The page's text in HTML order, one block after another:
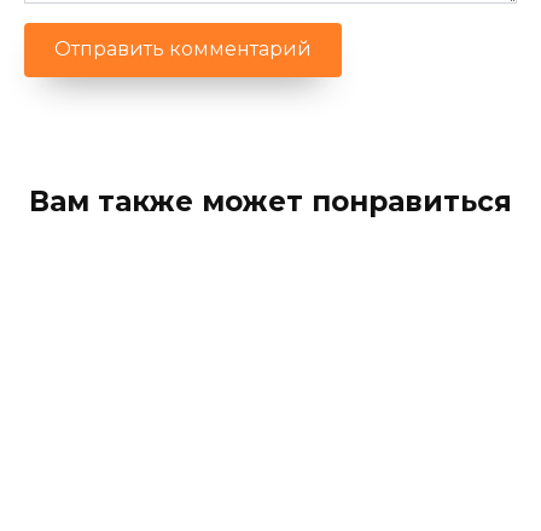
Вам также может понравиться